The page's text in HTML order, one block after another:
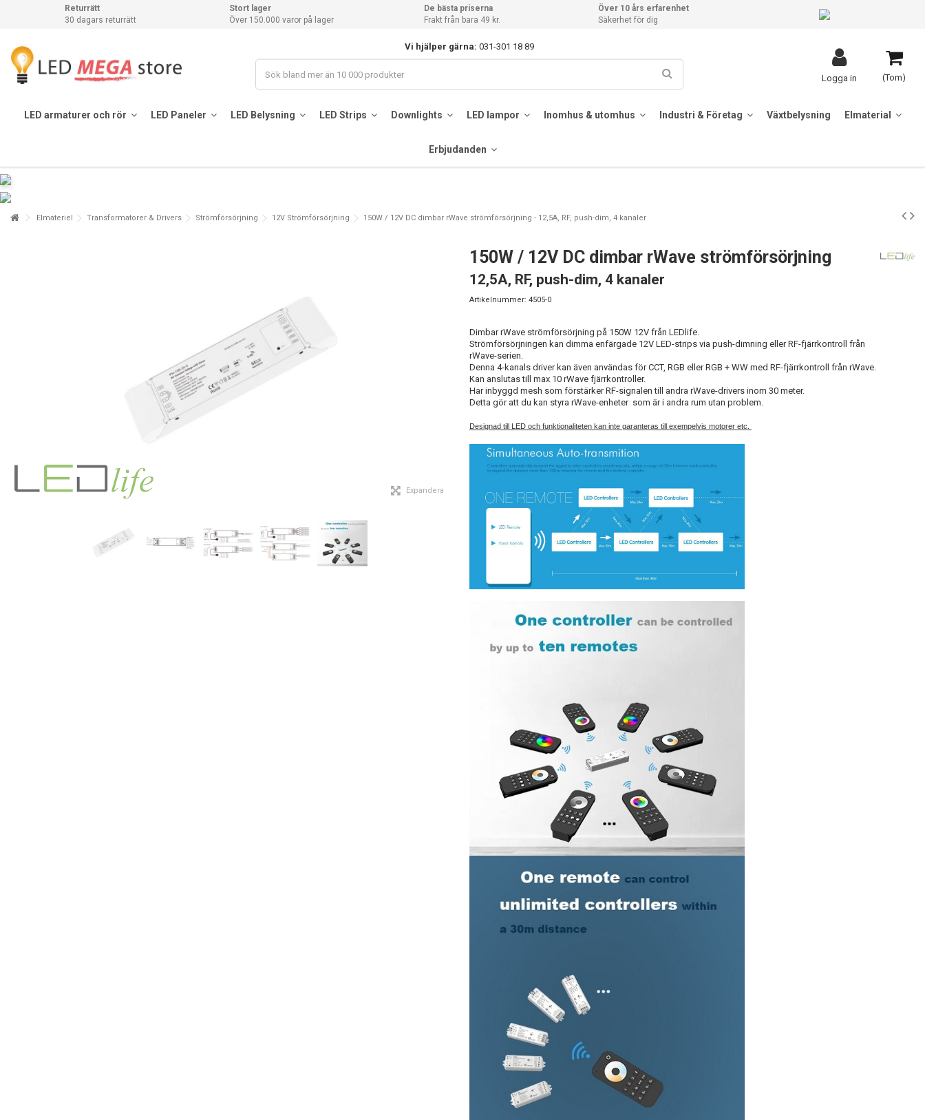
Returrätt
30 dagars returrätt
Stort lager
Över 150.000 varor på lager
De bästa priserna
Frakt från bara 49 kr.
Över 10 års erfarenhet
Säkerhet för dig
Vi hjälper gärna: 031-301 18 89
(Tom)
Logga in
LED armaturer och rör LED Paneler LED Belysning LED Strips Downlights LED lampor Inomhus & utomhus Industri & Företag Växtbelysning Elmaterial
Erbjudanden
Elmateriel Transformatorer & Drivers Strömförsörjning 12V Strömförsörjning 150W / 12V DC dimbar rWave strömförsörjning - 12,5A, RF, push-dim, 4 kanaler
Expandera
150W / 12V DC dimbar rWave strömförsörjning
12,5A, RF, push-dim, 4 kanaler
Artikelnummer: 4505-0
Dimbar rWave strömförsörjning på 150W 12V från LEDlife.
Strömförsörjningen kan dimma enfärgade 12V LED-strips via push-dimning eller RF-fjärrkontroll från
rWave-serien.
Denna 4-kanals driver kan även användas för CCT, RGB eller RGB + WW med RF-fjärrkontroll från rWave.
Kan anslutas till max 10 rWave fjärrkontroller.
Har inbyggd mesh som förstärker RF-signalen till andra rWave-drivers inom 30 meter.
Detta gör att du kan styra rWave-enheter som är i andra rum utan problem.
Designad till LED och funktionaliteten kan inte garanteras till exempelvis motorer etc.